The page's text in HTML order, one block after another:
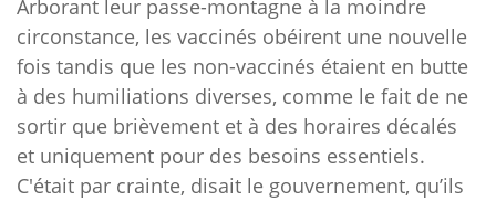
Arborant leur passe-montagne à la moindre
circonstance, les vaccinés obéirent une nouvelle
fois tandis que les non-vaccinés étaient en butte
à des humiliations diverses, comme le fait de ne
sortir que brièvement et à des horaires décalés
et uniquement pour des besoins essentiels.
C'était par crainte, disait le gouvernement, qu’ils